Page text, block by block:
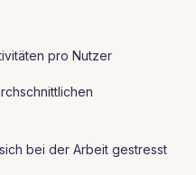
pro Nutzer
bei der Arbeit gestresst